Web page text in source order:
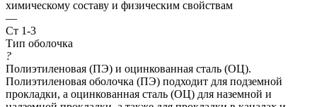
химическому составу и физическим свойствам
—
Ст 1-3
Тип оболочка
?
Полиэтиленовая (ПЭ) и оцинкованная сталь (ОЦ).
Полиэтиленовая оболочка (ПЭ) подходит для подземной
прокладки, а оцинкованная сталь (ОЦ) для наземной и